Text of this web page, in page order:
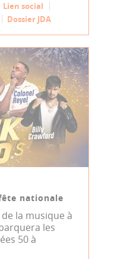
Lien social
Dossier JDA
nationale
la musique à
les
50 à